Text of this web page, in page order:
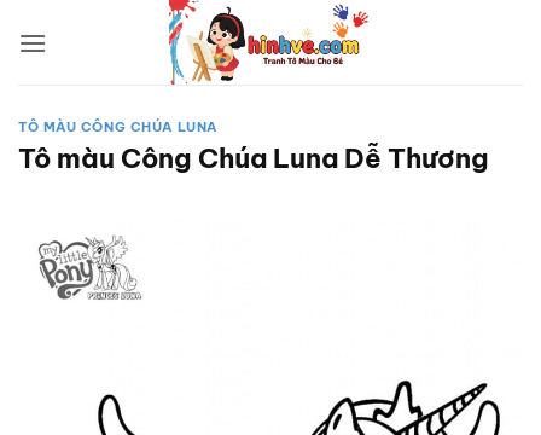
qua
TÔ MÀU CÔNG CHÚA LUNA
Tô màu Công Chúa Luna Dễ Thương